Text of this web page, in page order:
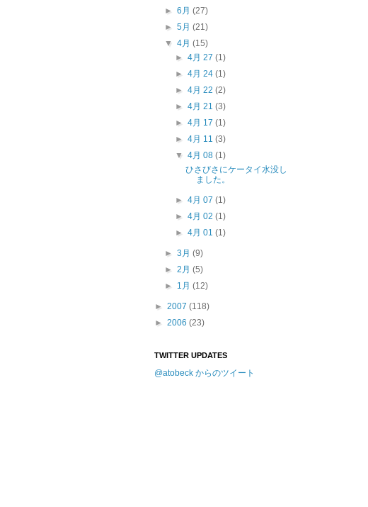
►6月(27)
►5月(21)
▼4月(15)
► 4月 27 (1)
► 4月 24 (1)
► 4月 22 (2)
► 4月 21 (3)
► 4月 17 (1)
► 4月 11 (3)
▼ 4月 08 (1)
ひさびさにケータイ水没し
ました。
► 4月 07 (1)
► 4月 02 (1)
► 4月 01 (1)
►3月(9)
►2月(5)
► 1月(12)
► 2007 (118)
► 2006 (23)
TWITTER UPDATES
@atobeck からのツイート